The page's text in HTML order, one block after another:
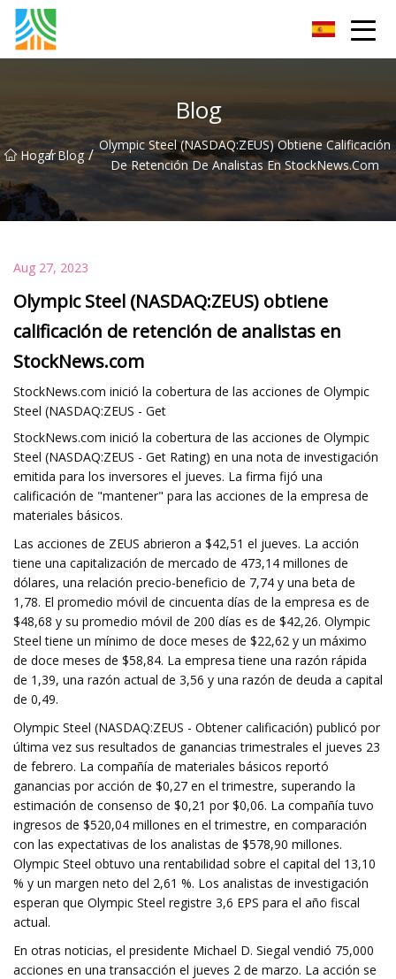
Blog
Hogar
/ Blog / Olympic Steel (NASDAQ:ZEUS) Obtiene Calificación
De Retención De Analistas En StockNews.com
Aug 27, 2023
Olympic Steel (NASDAQ:ZEUS) obtiene
calificación de retención de analistas en
StockNews.com
StockNews.com inició la cobertura de las acciones de Olympic
Steel (NASDAQ:ZEUS - Get
StockNews.com inició la cobertura de las acciones de Olympic
Steel (NASDAQ:ZEUS - Get Rating) en una nota de investigación
emitida para los inversores el jueves. La firma fijó una
calificación de "mantener" para las acciones de la empresa de
materiales básicos.
Las acciones de ZEUS abrieron a $42,51 el jueves. La acción
tiene una capitalización de mercado de 473,14 millones de
dólares, una relación precio-beneficio de 7,74 y una beta de
1,78. El promedio móvil de cincuenta días de la empresa es de
$48,68 y su promedio móvil de 200 días es de $42,26. Olympic
Steel tiene un mínimo de doce meses de $22,62 y un máximo
de doce meses de $58,84. La empresa tiene una razón rápida
de 1,39, una razón actual de 3,56 y una razón de deuda a capital
de 0,49.
Olympic Steel (NASDAQ:ZEUS - Obtener calificación) publicó por
última vez sus resultados de ganancias trimestrales el jueves 23
de febrero. La compañía de materiales básicos reportó
ganancias por acción de $0,27 en el trimestre, superando la
estimación de consenso de $0,21 por $0,06. La compañía tuvo
ingresos de $520,04 millones en el trimestre, en comparación
con las expectativas de los analistas de $578,90 millones.
Olympic Steel obtuvo una rentabilidad sobre el capital del 13,10
% y un margen neto del 2,61 %. Los analistas de investigación
esperan que Olympic Steel registre 3,6 EPS para el año fiscal
actual.
En otras noticias, el presidente Michael D. Siegal vendió 75,000
acciones en una transacción el jueves 2 de marzo. La acción se